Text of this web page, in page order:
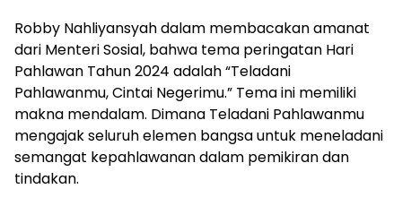
Robby Nahliyansyah dalam membacakan amanat
dari Menteri Sosial, bahwa tema peringatan Hari
Pahlawan Tahun 2024 adalah “Teladani
Pahlawanmu, Cintai Negerimu.” Tema ini memiliki
makna mendalam. Dimana Teladani Pahlawanmu
mengajak seluruh elemen bangsa untuk meneladani
semangat kepahlawanan dalam pemikiran dan
tindakan.